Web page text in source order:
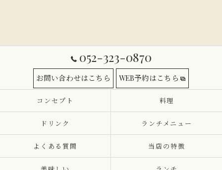
052-323-0870
お問い合わせはこちら WEB予約はこちら
コンセプト 料理
ドリンク ランチメニュー
よくある質問 当店の特徴